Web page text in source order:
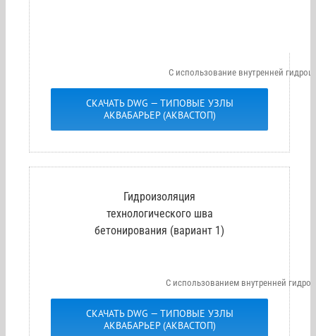
С использование внутренней
СКАЧАТЬ DWG — ТИПОВЫЕ УЗЛЫ
АКВАБАРЬЕР (АКВАСТОП)
Гидроизоляция
технологического шва
бетонирования (вариант 1)
С использованием внутренней
СКАЧАТЬ DWG — ТИПОВЫЕ УЗЛЫ
АКВАБАРЬЕР (АКВАСТОП)